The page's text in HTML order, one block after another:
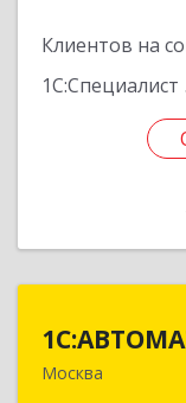
Клиентов на
1С:Специалист
Москва111024,